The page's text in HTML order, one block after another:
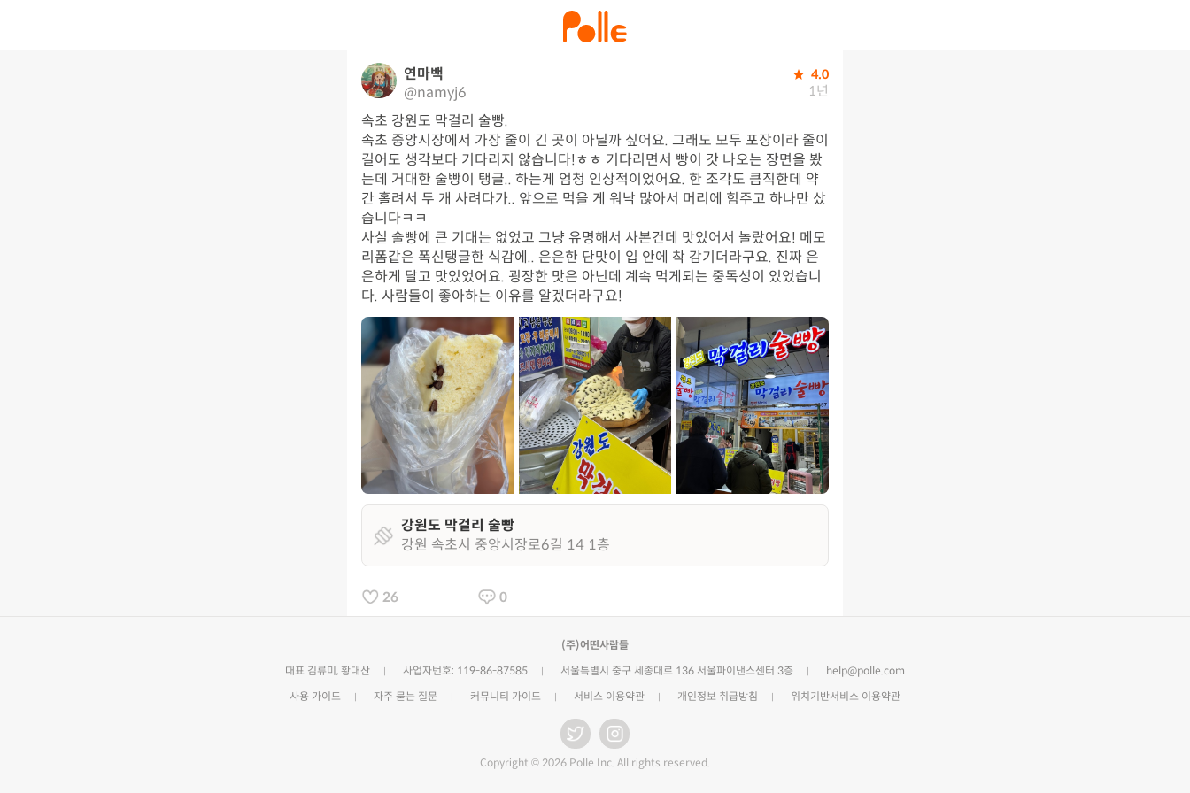
연마백
@namyj6
4.0
1년
속초 강원도 막걸리 술빵.
속초 중앙시장에서 가장 줄이 긴 곳이 아닐까 싶어요. 그래도 모두 포장이라 줄이
길어도 생각보다 기다리지 않습니다!ㅎㅎ 기다리면서 빵이 갓 나오는 장면을 봤
는데 거대한 술빵이 탱글.. 하는게 엄청 인상적이었어요. 한 조각도 큼직한데 약
간 홀려서 두 개 사려다가.. 앞으로 먹을 게 워낙 많아서 머리에 힘주고 하나만 샀
습니다ㅋㅋ
사실 술빵에 큰 기대는 없었고 그냥 유명해서 사본건데 맛있어서 놀랐어요! 메모
리폼같은 폭신탱글한 식감에.. 은은한 단맛이 입 안에 착 감기더라구요. 진짜 은
은하게 달고 맛있었어요. 굉장한 맛은 아닌데 계속 먹게되는 중독성이 있었습니
다. 사람들이 좋아하는 이유를 알겠더라구요!
강원도 막걸리 술빵
강원 속초시 중앙시장로6길 14 1층
26 0
(주)어떤사람들
대표 김류미, 황대산
사업자번호: 119-86-87585 서울특별시 중구 세종대로 136 서울파이낸스센터 3층
help@polle.com
사용 가이드
자주 묻는 질문 커뮤니티 가이드 서비스 이용약관 개인정보 취급방침 위치기반서비스 이용약관
Copyright © 2026 Polle Inc. All rights reserved.